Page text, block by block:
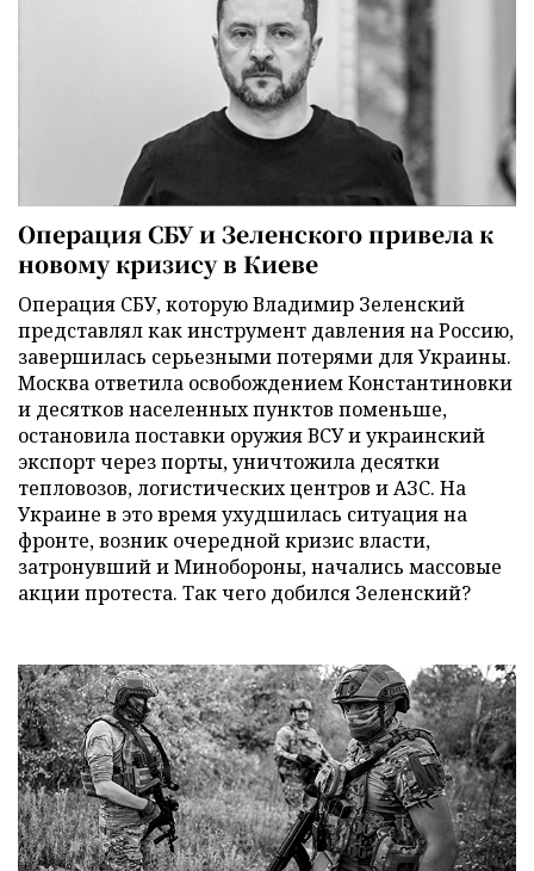
Операция СБУ и Зеленского привела к
новому кризису в Киеве
Операция СБУ, которую Владимир Зеленский
представлял как инструмент давления на Россию,
завершилась серьезными потерями для Украины.
Москва ответила освобождением Константиновки
и десятков населенных пунктов поменьше,
остановила поставки оружия ВСУ и украинский
экспорт через порты, уничтожила десятки
тепловозов, логистических центров и АЗС. На
Украине в это время ухудшилась ситуация на
фронте, возник очередной кризис власти,
затронувший и Минобороны, начались массовые
акции протеста. Так чего добился Зеленский?